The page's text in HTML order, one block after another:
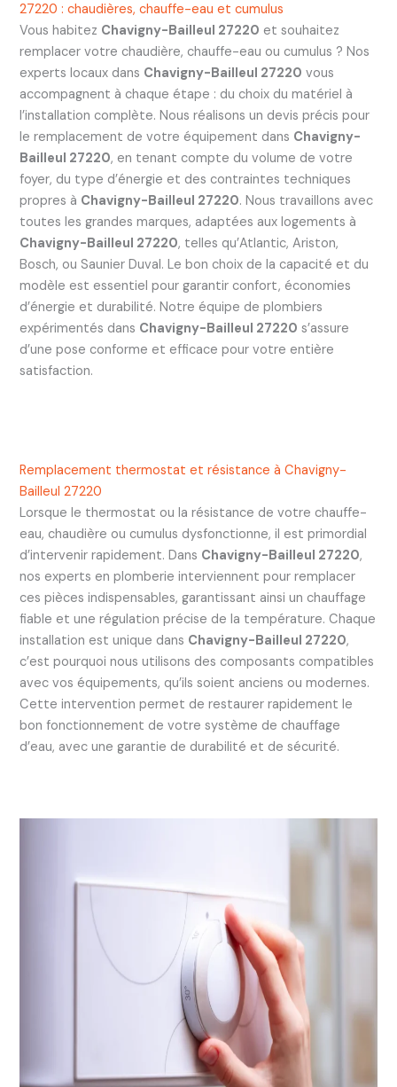
27220 : chaudières, chauffe-eau et cumulus
Vous habitez Chavigny-Bailleul 27220 et souhaitez
remplacer votre chaudière, chauffe-eau ou cumulus ? Nos
experts locaux dans Chavigny-Bailleul 27220 vous
accompagnent à chaque étape : du choix du matériel à
l’installation complète. Nous réalisons un devis précis pour
le remplacement de votre équipement dans Chavigny-
Bailleul 27220, en tenant compte du volume de votre
foyer, du type d’énergie et des contraintes techniques
propres à Chavigny-Bailleul 27220. Nous travaillons avec
toutes les grandes marques, adaptées aux logements à
Chavigny-Bailleul 27220, telles qu’Atlantic, Ariston,
Bosch, ou Saunier Duval. Le bon choix de la capacité et du
modèle est essentiel pour garantir confort, économies
d’énergie et durabilité. Notre équipe de plombiers
expérimentés dans Chavigny-Bailleul 27220 s’assure
d’une pose conforme et efficace pour votre entière
satisfaction.
Remplacement thermostat et résistance à Chavigny-
Bailleul 27220
Lorsque le thermostat ou la résistance de votre chauffe-
eau, chaudière ou cumulus dysfonctionne, il est primordial
d’intervenir rapidement. Dans Chavigny-Bailleul 27220,
nos experts en plomberie interviennent pour remplacer
ces pièces indispensables, garantissant ainsi un chauffage
fiable et une régulation précise de la température. Chaque
installation est unique dans Chavigny-Bailleul 27220,
c’est pourquoi nous utilisons des composants compatibles
avec vos équipements, qu’ils soient anciens ou modernes.
Cette intervention permet de restaurer rapidement le
bon fonctionnement de votre système de chauffage
d’eau, avec une garantie de durabilité et de sécurité.